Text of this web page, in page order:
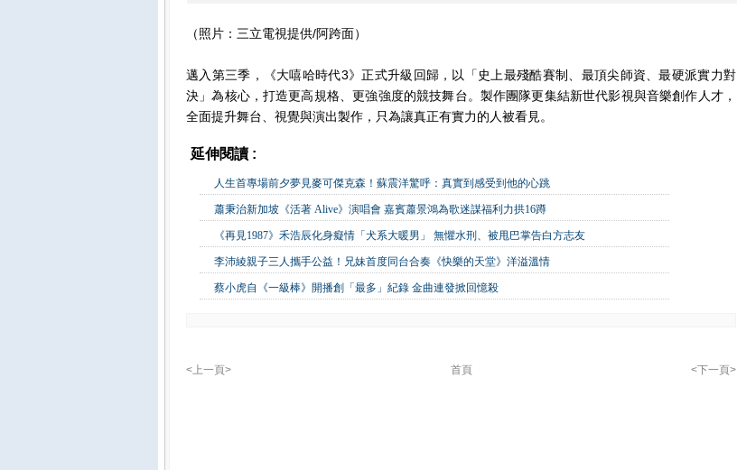
（照片：三立電視提供/阿跨面）
邁入第三季，《大嘻哈時代3》正式升級回歸，以「史上最殘酷賽制、最頂尖師資、最硬派實力對
決」為核心，打造更高規格、更強強度的競技舞台。製作團隊更集結新世代影視與音樂創作人才，
全面提升舞台、視覺與演出製作，只為讓真正有實力的人被看見。
延伸閱讀 :
人生首專場前夕夢見麥可傑克森！蘇震洋驚呼：真實到感受到他的心跳
蕭秉治新加坡《活著 Alive》演唱會 嘉賓蕭景鴻為歌迷謀福利力拱16蹲
《再見1987》禾浩辰化身癡情「犬系大暖男」 無懼水刑、被甩巴掌告白方志友
李沛綾親子三人攜手公益！兄妹首度同台合奏《快樂的天堂》洋溢溫情
蔡小虎自《一級棒》開播創「最多」紀錄 金曲連發掀回憶殺
<上一頁> <下一頁>
首頁